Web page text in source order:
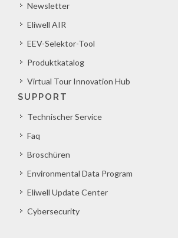
Newsletter
Eliwell AIR
EEV-Selektor-Tool
Produktkatalog
Virtual Tour Innovation Hub
SUPPORT
Technischer Service
Faq
Broschüren
Environmental Data Program
Eliwell Update Center
Cybersecurity